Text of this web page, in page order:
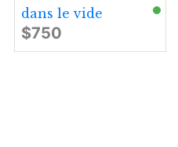
dans le vide
$750